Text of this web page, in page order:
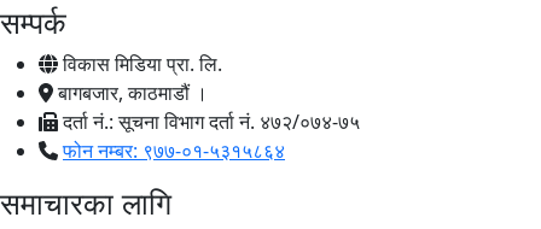
सम्पर्क
विकास मिडिया प्रा. लि.
बागबजार, काठमाडौं ।
दर्ता नं.: सूचना विभाग दर्ता नं. ४७२/०७४-७५
फोन नम्बर: ९७७-०१-५३१५८६४
समाचारका लागि